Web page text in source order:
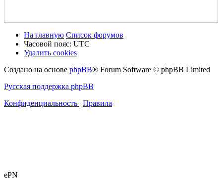
На главную Список форумов
Часовой пояс: UTC
Удалить cookies
Создано на основе phpBB® Forum Software © phpBB Limited
Русская поддержка phpBB
Конфиденциальность | Правила
ePN